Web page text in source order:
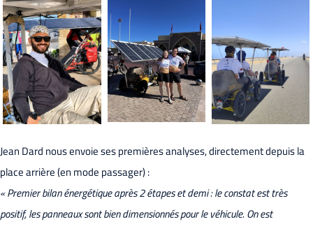
Jean Dard nous envoie ses premières analyses, directement depuis la
place arrière (en mode passager) :
« Premier bilan énergétique après 2 étapes et demi : le constat est très
positif, les panneaux sont bien dimensionnés pour le véhicule. On est